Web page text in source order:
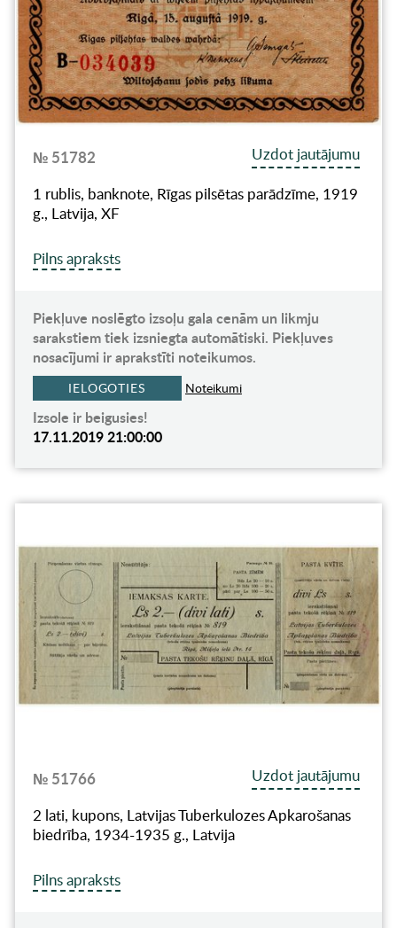
№ 51782
Uzdot jautājumu
1 rublis, banknote, Rīgas pilsētas parādzīme, 1919
g., Latvija, XF
Pilns apraksts
Piekļuve noslēgto izsoļu gala cenām un likmju
sarakstiem tiek izsniegta automātiski. Piekļuves
nosacījumi ir aprakstīti noteikumos.
IELOGOTIES Noteikumi
Izsole ir beigusies!
17.11.2019 21:00:00
№ 51766
Uzdot jautājumu
2 lati, kupons, Latvijas Tuberkulozes Apkarošanas
biedrība, 1934-1935 g., Latvija
Pilns apraksts